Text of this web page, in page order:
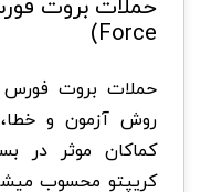
Force)
روش آزمون و
کماکان موثر در
کریپتو محسوب